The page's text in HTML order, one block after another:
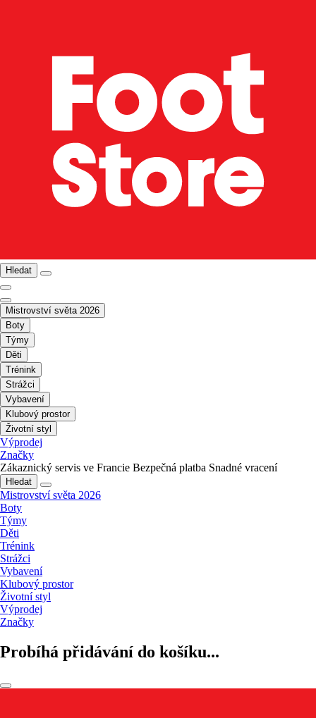
Hledat
Mistrovství světa 2026
Boty
Týmy
Děti
Trénink
Strážci
Vybavení
Klubový prostor
Životní styl
Výprodej
Značky
Zákaznický servis ve Francie Bezpečná platba Snadné vracení
Hledat
Mistrovství světa 2026
Boty
Týmy
Děti
Trénink
Strážci
Vybavení
Klubový prostor
Životní styl
Výprodej
Značky
Probíhá přidávání do košíku...